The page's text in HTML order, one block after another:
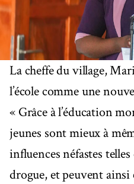
La cheffe du village,
l’école comme une
« Grâce à l’éducation
jeunes sont mieux à
influences néfastes
drogue, et peuvent